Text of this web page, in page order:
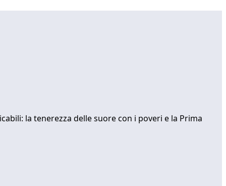
la tenerezza delle suore con i poveri e la Prima